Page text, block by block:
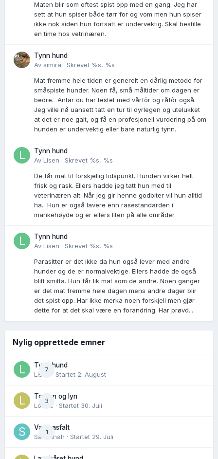
Maten blir som oftest spist opp med en gang. Jeg har
sett at hun spiser både tørr for og vom men hun spiser
ikke nok siden hun fortsatt er undervektig. Skal bestille
en time hos vetrinæren.
Tynn hund
Av simira · Skrevet %s, %s
Mat fremme hele tiden er generelt en dårlig metode for
småspiste hunder. Noen få, små måltider om dagen er
bedre. Antar du har testet med vårfôr og råfôr også.
Jeg ville nå uansett tatt en tur til dyrlegen og utelukket
at det er noe galt, og få en profesjonell vurdering på om
hunden er undervektig eller bare naturlig tynn.
Tynn hund
Av Lisen · Skrevet %s, %s
De får mat til forskjellig tidspunkt. Hunden virker helt
frisk og rask. Ellers hadde jeg tatt hun med til
veterinæren alt. Når jeg gir henne godbiter vil hun alltid
ha. Hun er også lavere enn rasestandarden i
mankehøyde og er ellers liten på alle områder.
Tynn hund
Av Lisen · Skrevet %s, %s
Parasitter er det ikke da hun også lever med andre
hunder og de er normalvektige. Ellers hadde de også
blitt smitta. Hun får lik mat som de andre. Noen ganger
er det mat fremme hele dagen mens andre dager blir
det spist opp. Har ikke merka noen forskjell men gjør
dette for at det skal være en forandring. Har prøvd...
Nylig opprettede emner
7
Tynn hund
Lisen
· Startet 2. August
3
Torden og lyn
Lovise · Startet 30. Juli
1
Varm asfalt
Savannah · Startet 29. Juli